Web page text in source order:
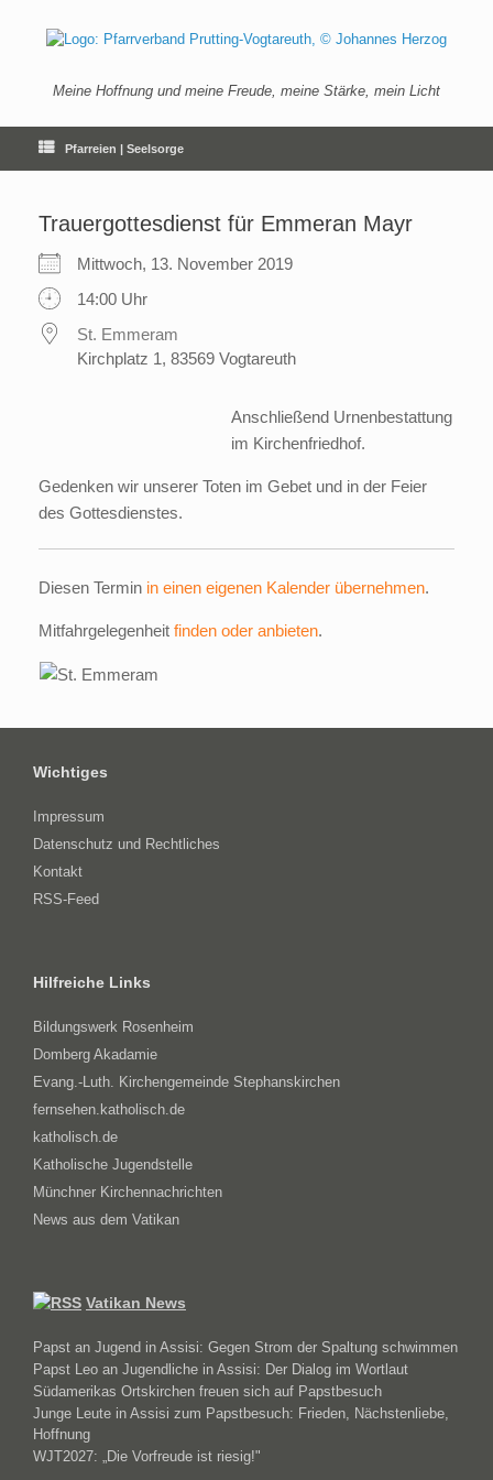
springen
Meine Hoffnung und meine Freude, meine Stärke, mein Licht
Pfarreien | Seelsorge
Trauergottesdienst für Emmeran Mayr
Mittwoch, 13. November 2019
14:00 Uhr
St. Emmeram
Kirchplatz 1, 83569 Vogtareuth
Anschließend Urnenbestattung
im Kirchenfriedhof.
Gedenken wir unserer Toten im Gebet und in der Feier
des Gottesdienstes.
Diesen Termin in einen eigenen Kalender übernehmen.
Mitfahrgelegenheit finden oder anbieten.
Wichtiges
Impressum
Datenschutz und Rechtliches
Kontakt
RSS-Feed
Hilfreiche Links
Bildungswerk Rosenheim
Domberg Akadamie
Evang.-Luth. Kirchengemeinde Stephanskirchen
fernsehen.katholisch.de
katholisch.de
Katholische Jugendstelle
Münchner Kirchennachrichten
News aus dem Vatikan
Vatikan News
Papst an Jugend in Assisi: Gegen Strom der Spaltung schwimmen
Papst Leo an Jugendliche in Assisi: Der Dialog im Wortlaut
Südamerikas Ortskirchen freuen sich auf Papstbesuch
Junge Leute in Assisi zum Papstbesuch: Frieden, Nächstenliebe,
Hoffnung
WJT2027: „Die Vorfreude ist riesig!"